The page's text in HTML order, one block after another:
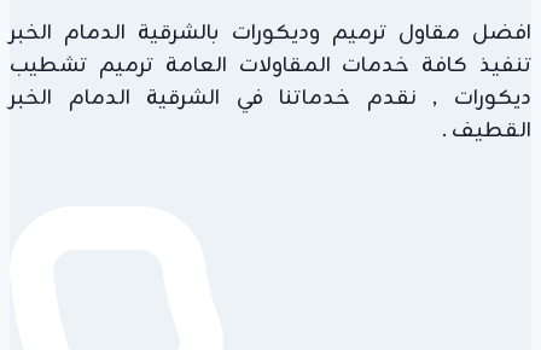
افضل مقاول ترميم وديكورات بالشرقية الدمام الخبر
تنفيذ كافة خدمات المقاولات العامة ترميم تشطيب
ديكورات , نقدم خدماتنا في الشرقية الدمام الخبر
القطيف .